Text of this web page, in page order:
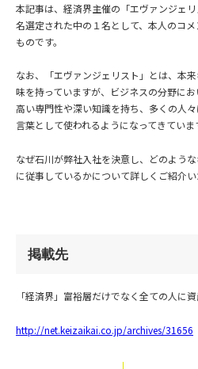
本記事は、経済界主催の「エヴァンジェ
名選定された中の１名として、本人のコ
ものです。
なお、「エヴァンジェリスト」とは、本
味を持っていますが、ビジネスの分野に
高い専門性や深い知識を持ち、多くの人
言葉として使われるようになってきていま
なぜ石川が弊社入社を決意し、どのよう
に従事しているかについて詳しくご紹介い
掲載先
「経済界」富裕層だけでなく全ての人に
http://net.keizaikai.co.jp/archives/31656